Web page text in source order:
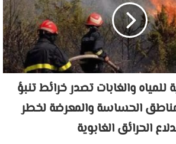
للمياه والغابات تصدر خرائط تنبؤ
الحساسة والمعرضة لخطر
الحرائق الغابوية